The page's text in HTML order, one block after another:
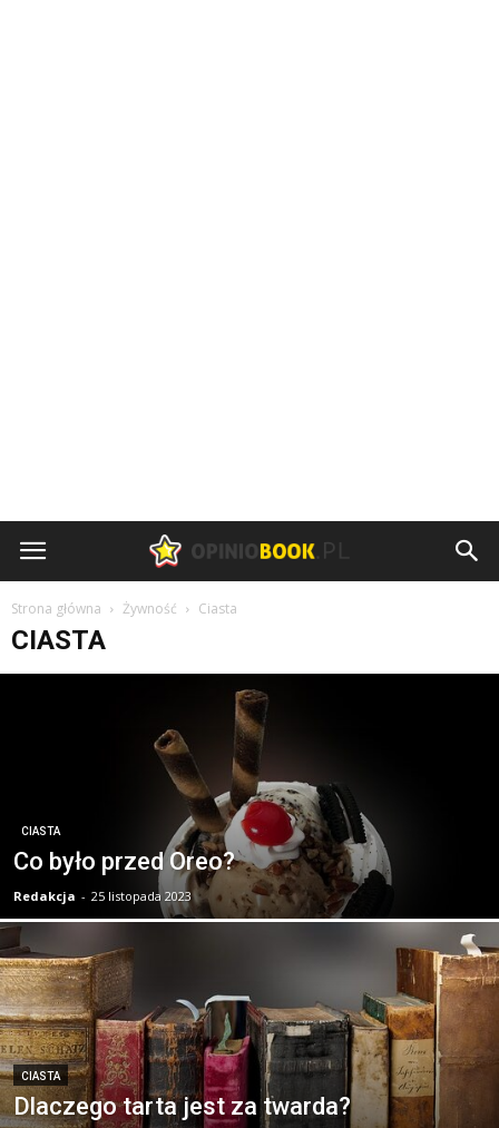
Opiniobook.pl
Strona główna Żywność Ciasta
CIASTA
CIASTA
Co było przed Oreo?
Redakcja - 25 listopada 2023
CIASTA
Dlaczego tarta jest za twarda?